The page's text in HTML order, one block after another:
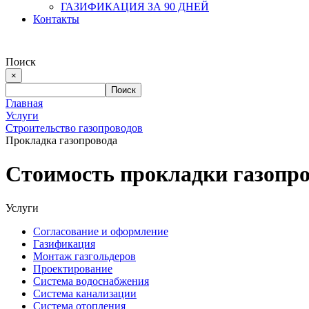
ГАЗИФИКАЦИЯ ЗА 90 ДНЕЙ
Контакты
Поиск
×
Главная
Услуги
Строительство газопроводов
Прокладка газопровода
Стоимость прокладки
Услуги
Согласование и оформление
Газификация
Монтаж газгольдеров
Проектирование
Система водоснабжения
Система канализации
Система отопления